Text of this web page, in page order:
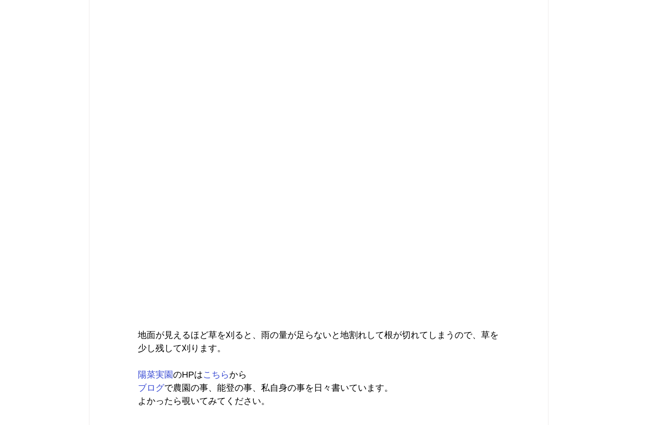
地面が見えるほど草を刈ると、雨の量が足らないと地割れして根が切れてしまうので、草を
少し残して刈ります。
陽菜実園のHPはこちらから
ブログで農園の事、能登の事、私自身の事を日々書いています。
よかったら覗いてみてください。